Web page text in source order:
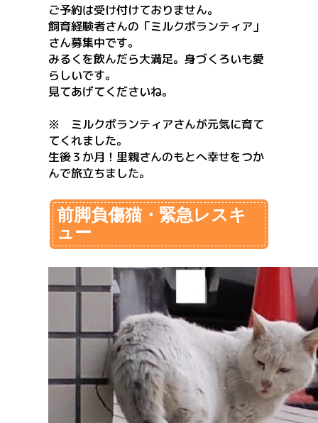
ご予約は受け付けておりません。
飼育経験者さんの「ミルクボランティア」
さん募集中です。
みるくを飲んだら大満足。身づくろいも愛
らしいです。
見てあげてくださいね。
※ ミルクボランティアさんが元気に育て
てくれました。
生後３か月！里親さんのもとへ幸せをつか
んで旅立ちました。
前脚負傷猫・緊急レスキ
ュー